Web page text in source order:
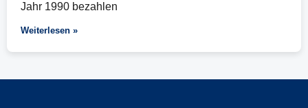
Jahr 1990 bezahlen
Weiterlesen »